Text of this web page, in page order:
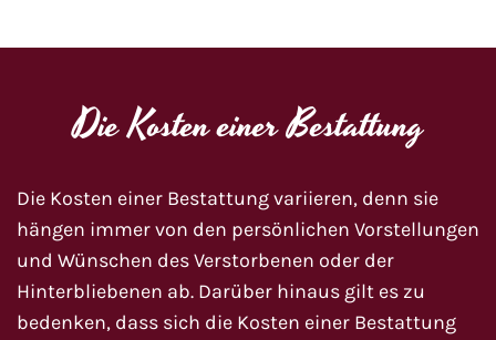
Die Kosten einer Bestattung
Die Kosten einer Bestattung variieren, denn sie
hängen immer von den persönlichen Vorstellungen
und Wünschen des Verstorbenen oder der
Hinterbliebenen ab. Darüber hinaus gilt es zu
bedenken, dass sich die Kosten einer Bestattung